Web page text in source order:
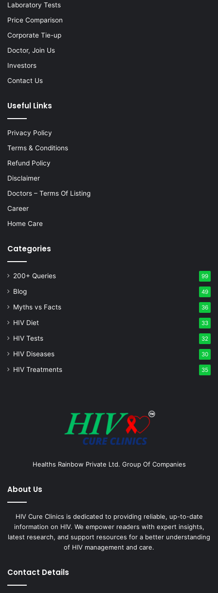
Laboratory Tests
Price Comparison
Corporate Tie-up
Doctor, Join Us
Investors
Contact Us
Useful Links
Privacy Policy
Terms & Conditions
Refund Policy
Disclaimer
Doctors – Terms Of Listing
Career
Home Care
Categories
200+ Queries 99
Blog 49
Myths vs Facts 36
HIV Diet 33
HIV Tests 32
HIV Diseases 30
HIV Treatments 35
Healths Rainbow Private Ltd. Group Of Companies
About Us
HIV Cure Clinics is dedicated to providing reliable, up-to-date
information on HIV. We empower readers with expert insights,
latest research, and support resources for a better understanding
of HIV management and care.
Contact Details